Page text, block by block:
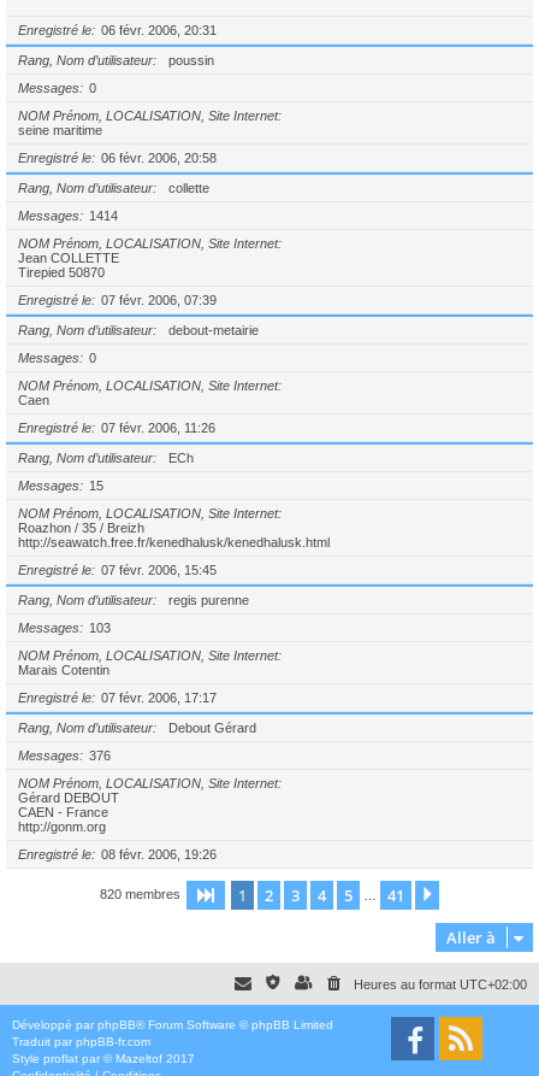
Enregistré le 06 févr. 2006, 20:31
Rang, Nom d’utilisateur
poussin
Messages
0
NOM Prénom, LOCALISATION, Site Internet
seine maritime
Enregistré le
06 févr. 2006, 20:58
Rang, Nom d’utilisateur
collette
Messages
1414
NOM Prénom, LOCALISATION, Site Internet
Jean COLLETTE
Tirepied 50870
Enregistré le
07 févr. 2006, 07:39
Rang, Nom d’utilisateur
debout-metairie
Messages
0
NOM Prénom, LOCALISATION, Site Internet
Caen
Enregistré le
07 févr. 2006, 11:26
Rang, Nom d’utilisateur
ECh
Messages
15
NOM Prénom, LOCALISATION, Site Internet
Roazhon / 35 / Breizh
http://seawatch.free.fr/kenedhalusk/kenedhalusk.html
Enregistré le
07 févr. 2006, 15:45
Rang, Nom d’utilisateur
regis purenne
Messages
103
NOM Prénom, LOCALISATION, Site Internet
Marais Cotentin
Enregistré le
07 févr. 2006, 17:17
Rang, Nom d’utilisateur
Debout Gérard
Messages
376
NOM Prénom, LOCALISATION, Site Internet
Gérard DEBOUT
CAEN - France
http://gonm.org
Enregistré le
08 févr. 2006, 19:26
820 membres Page 1sur41
1 2 3 4 5 41
Aller à
Heures au format UTC+02:00
Développé par phpBB® Forum Software © phpBB Limited
Traduit par phpBB-fr.com
Style proflat par ©Mazeltof 2017